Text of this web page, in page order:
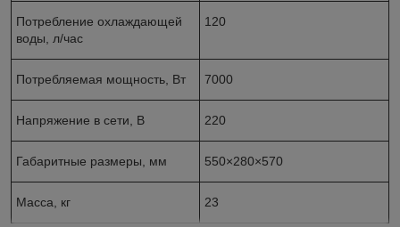
Потребление охлаждающей
воды, л/час
120
Потребляемая мощность, Вт 7000
Напряжение в сети, В 220
Габаритные размеры, мм 550×280×570
Масса, кг 23